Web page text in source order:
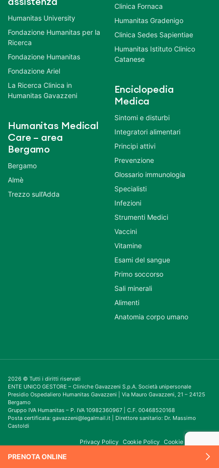
PRENOTA ONLINE
Humanitas University
Fondazione Humanitas per la
Ricerca
Fondazione Humanitas
Fondazione Ariel
La Ricerca Clinica in
Humanitas Gavazzeni
Humanitas Medical
Care – area
Bergamo
Bergamo
Almè
Trezzo sull’Adda
Clinica Fornaca
Humanitas Gradenigo
Clinica Sedes Sapientiae
Humanitas Istituto Clinico
Catanese
Enciclopedia
Medica
Sintomi e disturbi
Integratori alimentari
Principi attivi
Prevenzione
Glossario immunologia
Specialisti
Infezioni
Strumenti Medici
Vaccini
Vitamine
Esami del sangue
Primo soccorso
Sali minerali
Alimenti
Anatomia corpo umano
2026 © Tutti i diritti riservati
ENTE UNICO GESTORE – Cliniche Gavazzeni S.p.A. Società unipersonale
Presidio Ospedaliero Humanitas Gavazzeni | Via Mauro Gavazzeni, 21 – 24125
Bergamo
Gruppo IVA Humanitas – P. IVA 10982360967 | C.F. 00468520168
Posta certificata: gavazzeni@legalmail.it | Direttore sanitario: Dr. Massimo
Castoldi
Privacy Policy Cookie Policy Cookie Consent